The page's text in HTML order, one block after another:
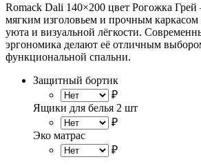
Romack Dali 140×200 цвет Рогожка Грей
мягким изголовьем и прочным каркасом
уюта и визуальной лёгкости.
эргономика делают её отличным
функциональной спальни.
Защитный бортик
₽
Ящики для белья 2 шт
₽
Эко матрас
₽